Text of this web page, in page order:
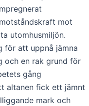
mot
utomhusmiljön.
för att uppnå jämna
och en rak grund för
gång
altanen fick ett jämnt
mark och